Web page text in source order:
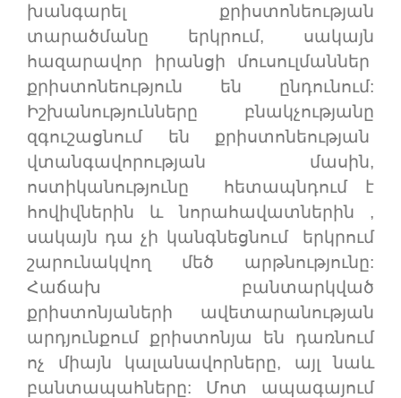
խանգարել քրիստոնեության
տարածմանը երկրում, սակայն
հազարավոր իրանցի մուսուլմաններ
քրիստոնեություն են ընդունում:
Իշխանությունները բնակչությանը
զգուշացնում են քրիստոնեության
վտանգավորության մասին,
ոստիկանությունը հետապնդում է
հովիվներին և նորահավատներին ,
սակայն դա չի կանգնեցնում երկրում
շարունակվող մեծ արթնությունը:
Հաճախ բանտարկված
քրիստոնյաների ավետարանության
արդյունքում քրիստոնյա են դառնում
ոչ միայն կալանավորները, այլ նաև
բանտապահները: Մոտ ապագայում